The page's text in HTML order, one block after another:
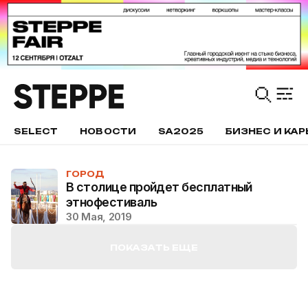
SELECT НОВОСТИ SA2025 БИЗНЕС И
ГОРОД
В столице пройдет бесплатный
этнофестиваль
30 Мая, 2019